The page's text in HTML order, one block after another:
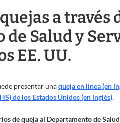
a través
Salud y
EE. UU.
presentar unaqueja en línea (en
de los Estados Unidos (en inglés).
de queja al Departamento de